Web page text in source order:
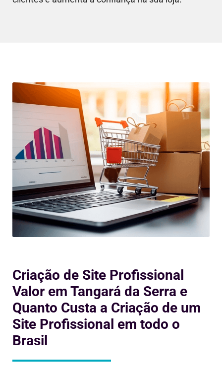
Criação de Site Profissional
Valor em Tangará da Serra e
Quanto Custa a Criação de um
Site Profissional em todo o
Brasil